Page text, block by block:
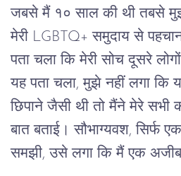
जबसे मैं १० साल की थी तबसे
मेरी LGBTQ+ समुदाय से
पता चला कि मेरी सोच दूसरे
यह पता चला, मुझे नहीं लगा कि
छिपाने जैसी थी तो मैंने मेरे सभी
बात बताई। सौभाग्यवश, सिर्फ
समझी, उसे लगा कि मैं एक अजीब